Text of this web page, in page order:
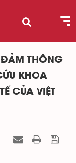
ĐẢM THÔNG
KHOA
CỦA VIỆT